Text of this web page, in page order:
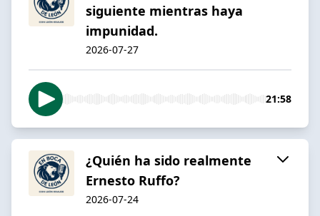
siguiente mientras haya
impunidad.
2026-07-27
21:58
¿Quién ha sido realmente
Ernesto Ruffo?
2026-07-24